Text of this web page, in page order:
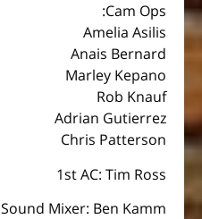
Cam Ops:
Amelia Asilis
Anais Bernard
Marley Kepano
Rob Knauf
Adrian Gutierrez
Chris Patterson
1st AC: Tim Ross
Sound Mixer: Ben Kamm